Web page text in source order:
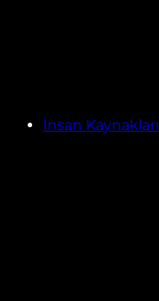
İnsan Kaynakları